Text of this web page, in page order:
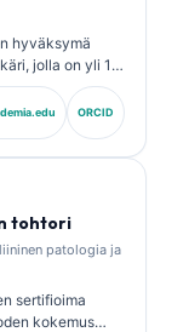
hyväksymä
jolla on yli 15
ja
Medical Officer)
laajasti
ORCID
tohtori
patologia ja
sertifioima
kokemus